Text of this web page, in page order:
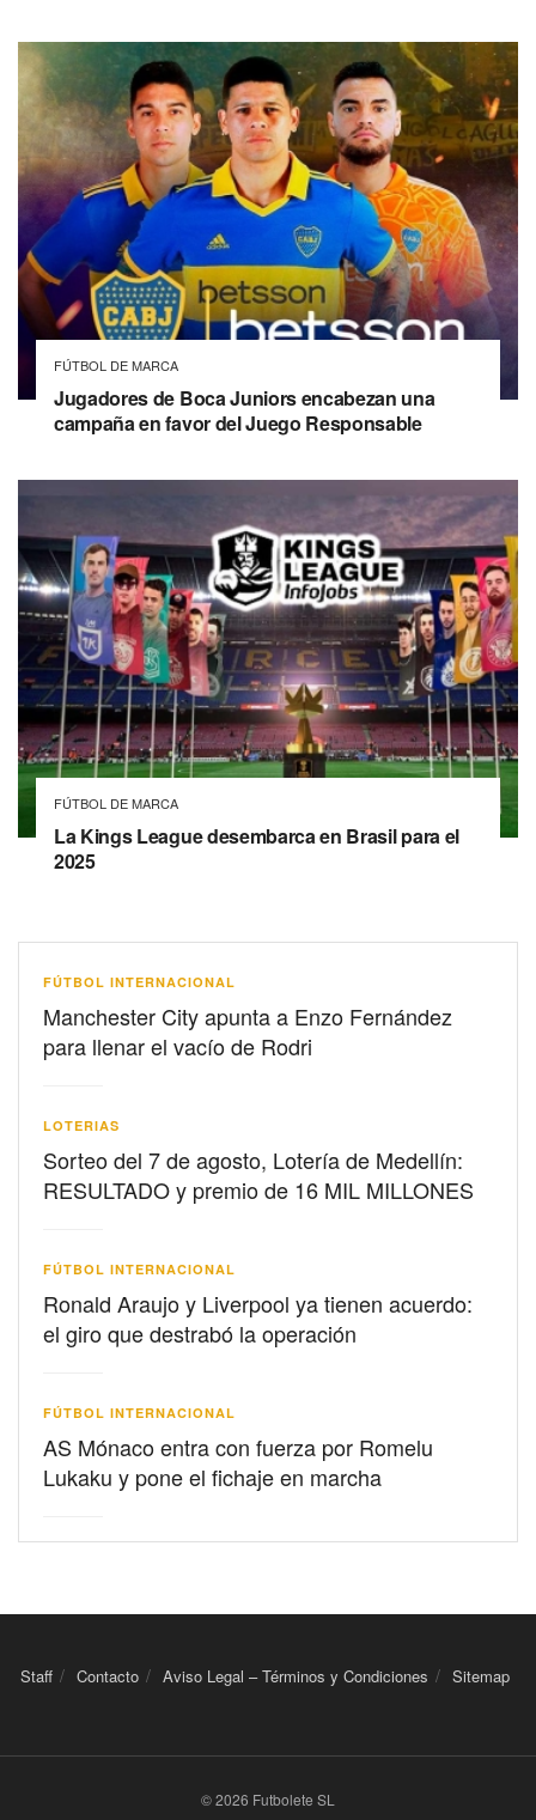
FÚTBOL DE MARCA
Jugadores de Boca Juniors encabezan una
campaña en favor del Juego Responsable
FÚTBOL DE MARCA
La Kings League desembarca en Brasil para el
2025
FÚTBOL INTERNACIONAL
Manchester City apunta a Enzo Fernández
para llenar el vacío de Rodri
LOTERIAS
Sorteo del 7 de agosto, Lotería de Medellín:
RESULTADO y premio de 16 MIL MILLONES
FÚTBOL INTERNACIONAL
Ronald Araujo y Liverpool ya tienen acuerdo:
el giro que destrabó la operación
FÚTBOL INTERNACIONAL
AS Mónaco entra con fuerza por Romelu
Lukaku y pone el fichaje en marcha
Staff Contacto Aviso Legal – Términos y Condiciones Sitemap
© 2026 Futbolete SL